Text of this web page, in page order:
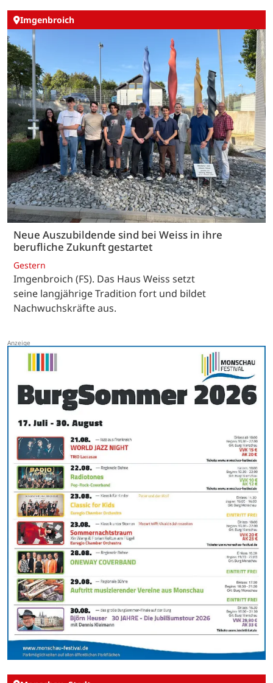
Imgenbroich
Neue Auszubildende sind bei Weiss in ihre
berufliche Zukunft gestartet
Gestern
Imgenbroich (FS). Das Haus Weiss setzt
seine langjährige Tradition fort und bildet
Nachwuchskräfte aus.